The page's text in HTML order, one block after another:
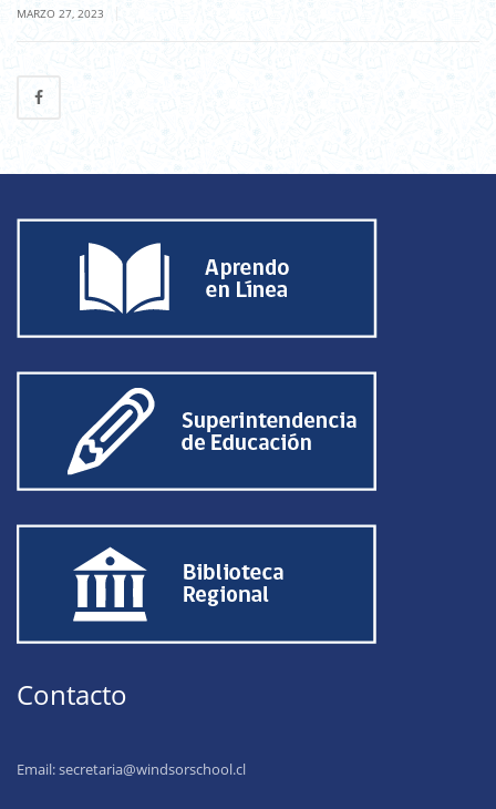
MARZO 27, 2023
Contacto
Email:secretaria@windsorschool.cl